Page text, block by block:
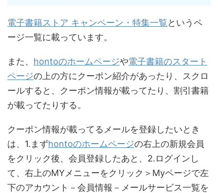
電子書籍ストア キャンペーン・特集一覧というペ
ージ一覧に載っています。
また、 hontoのホームページや電子書籍のスタート
ページの上の方にクーポン紹介があったり、スクロ
ールすると、クーポン情報が載ってたり、割引書籍
が載ってたりする。
クーポン情報が載ってるメールを登録したいとき
は、1.まずhontoのホームページの右上の新規会員
をクリック後、会員登録したあと、2.ログインし
て、右上のMYメニューをクリック＞Myページで左
下のアカウント－会員情報－メールサービス一覧を